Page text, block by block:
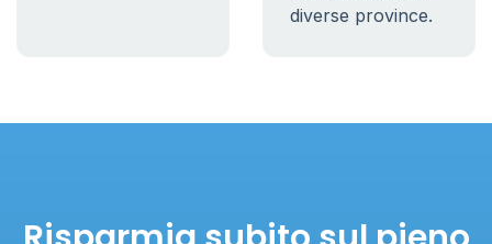
diverse province.